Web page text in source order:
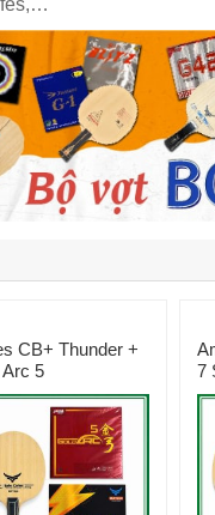
CB+ Thunder +
5
7